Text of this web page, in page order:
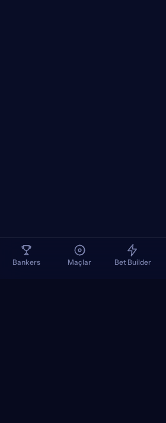
Bankers Maçlar Bet Builder